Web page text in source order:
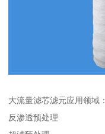
大流量滤芯滤元应用领域：
反渗透预处理